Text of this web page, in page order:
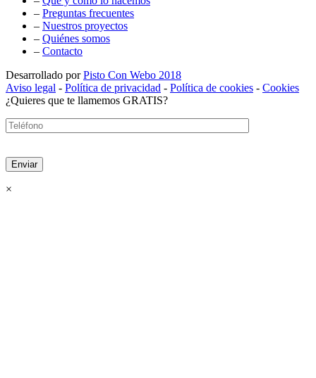
– Preguntas frecuentes
– Nuestros proyectos
– Quiénes somos
– Contacto
Desarrollado porPisto Con Webo 2018
Aviso legal - Política de privacidad - Política de cookies - Cookies
¿Quieres que te llamemos GRATIS?
×